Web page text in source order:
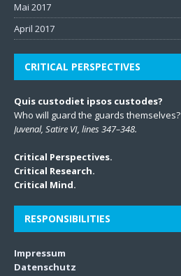
Mai 2017
April 2017
CRITICAL PERSPECTIVES
Quis custodiet ipsos custodes?
Who will guard the guards themselves?
Juvenal, Satire VI, lines 347–348.
Critical Perspectives.
Critical Research.
Critical Mind.
RESPONSIBILITIES
Impressum
Datenschutz